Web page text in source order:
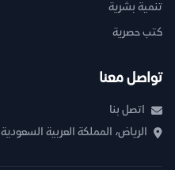
تنمية بشرية
كتب حصرية
تواصل معنا
اتصل بنا
الرياض، المملكة العربية السعودية